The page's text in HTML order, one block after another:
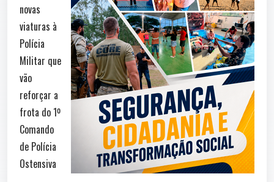
novas
viaturas à
Polícia
Militar que
vão
reforçar a
frota do 1º
Comando
de Polícia
Ostensiva